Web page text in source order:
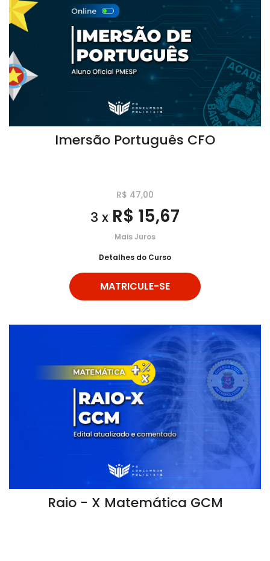
Imersão Português CFO
R$ 47,00
3 x R$ 15,67
Mais Juros
Detalhes do Curso
MATRICULE-SE
Raio - X Matemática GCM